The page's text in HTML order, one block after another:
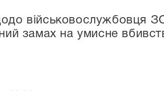
військовослужбовця
замах на умисне